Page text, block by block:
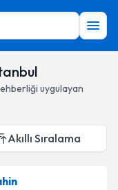
uygulayan
Akıllı Sıralama